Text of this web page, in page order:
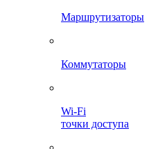
Маршрутизаторы
Коммутаторы
Wi-Fi
точки доступа